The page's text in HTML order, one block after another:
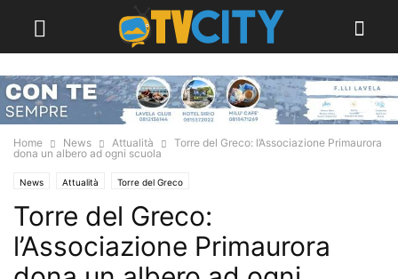
Home News Attualità
Torre del Greco: l’Associazione Primaurora
dona un albero ad ogni scuola
News Attualità Torre del Greco
Torre del Greco:
l’Associazione Primaurora